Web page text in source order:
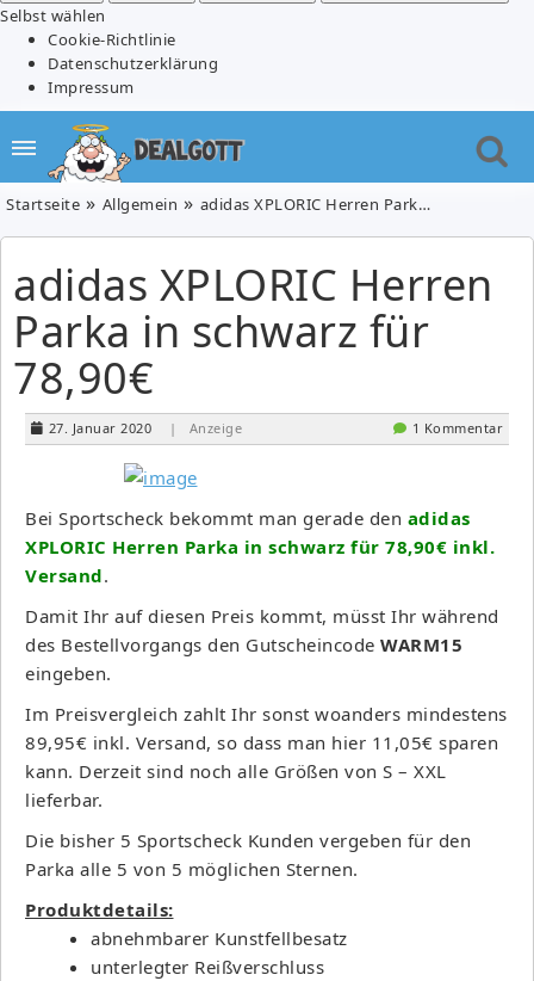
Selbst wählen
Cookie-Richtlinie
Datenschutzerklärung
Impressum
Startseite Allgemein adidas XPLORIC Herren Parka in schwarz für 78,90€
adidas XPLORIC Herren
Parka in schwarz für
78,90€
27. Januar 2020 | Anzeige 1 Kommentar
Bei Sportscheck bekommt man gerade den adidas
XPLORIC Herren Parka in schwarz für 78,90€ inkl.
Versand.
Damit Ihr auf diesen Preis kommt, müsst Ihr während
des Bestellvorgangs den Gutscheincode WARM15
eingeben.
Im Preisvergleich zahlt Ihr sonst woanders mindestens
89,95€ inkl. Versand, so dass man hier 11,05€ sparen
kann. Derzeit sind noch alle Größen von S – XXL
lieferbar.
Die bisher 5 Sportscheck Kunden vergeben für den
Parka alle 5 von 5 möglichen Sternen.
Produktdetails:
abnehmbarer Kunstfellbesatz
unterlegter Reißverschluss